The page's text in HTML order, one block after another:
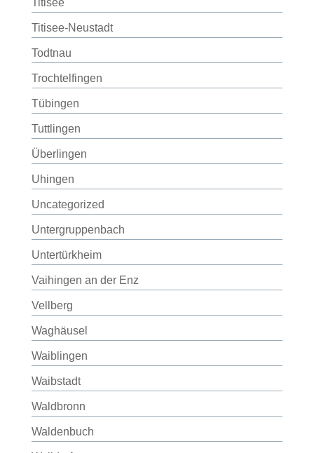
Titisee
Titisee-Neustadt
Todtnau
Trochtelfingen
Tübingen
Tuttlingen
Überlingen
Uhingen
Uncategorized
Untergruppenbach
Untertürkheim
Vaihingen an der Enz
Vellberg
Waghäusel
Waiblingen
Waibstadt
Waldbronn
Waldenbuch